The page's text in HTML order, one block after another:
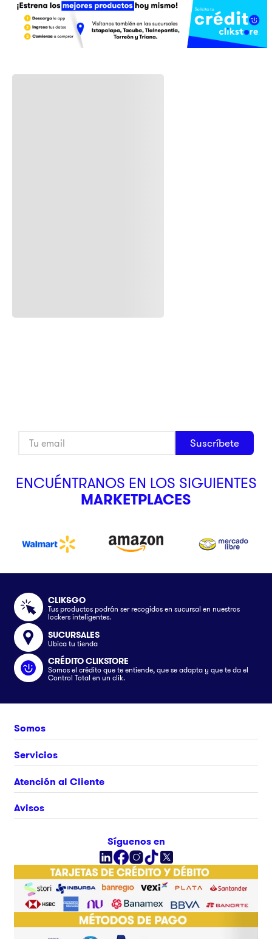
Suscríbete
ENCUÉNTRANOS EN LOS SIGUIENTES
MARKETPLACES
CLIK&GO
Tus productos podrán ser recogidos en sucursal en nuestros
lockers inteligentes.
SUCURSALES
Ubica tu tienda
CRÉDITO CLIKSTORE
Somos el crédito que te entiende, que se adapta y que te da el
Control Total en un clik.
Somos
Nosotros
Únete al equipo
Contacto
Ubica tu tienda
Servicios
Crédito Clikstore
Gift Card
Atención al Cliente
¿Cómo comprar?
Facturación Electrónica
Preguntas Frecuentes
Avisos
Términos y Condiciones
Aviso de privacidad
Síguenos en